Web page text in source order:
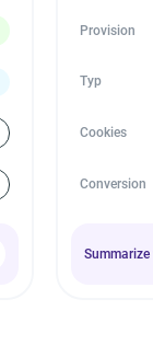
Provision
Typ
Cookies
Conversion